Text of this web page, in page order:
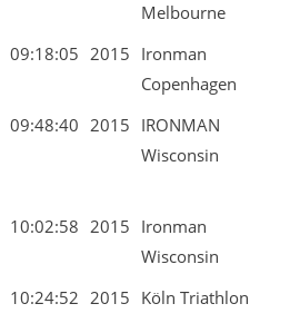
Melbourne
09:18:05 2015 Ironman
Copenhagen
09:48:40 2015 IRONMAN
Wisconsin
10:02:58 2015 Ironman
Wisconsin
10:24:52 2015 Köln Triathlon